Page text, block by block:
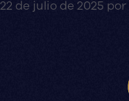
22 de julio de 2025 por